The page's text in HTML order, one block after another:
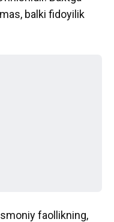
balki fidoyilik
faollikning,